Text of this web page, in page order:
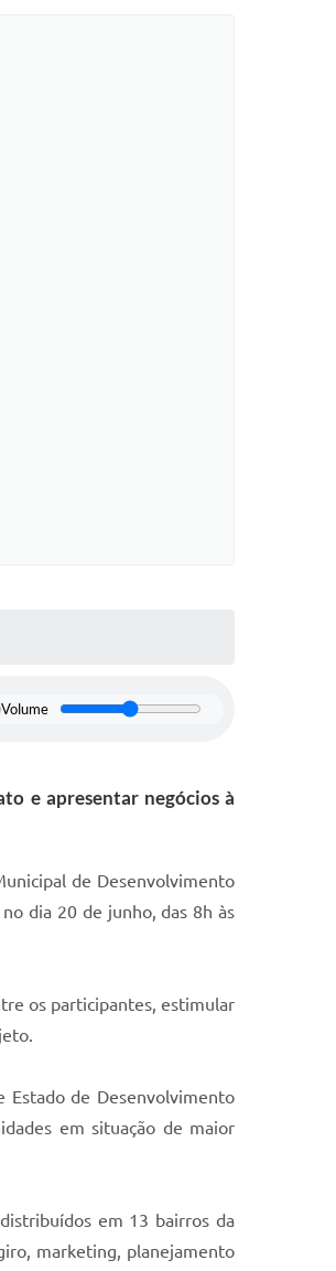
Volume
e apresentar negócios à
de Desenvolvimento
dia 20 de junho, das 8h às
os participantes, estimular
Estado de Desenvolvimento
em situação de maior
em 13 bairros da
marketing, planejamento